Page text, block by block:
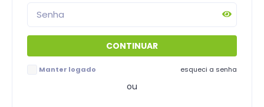
Manter logado esqueci a senha
ou